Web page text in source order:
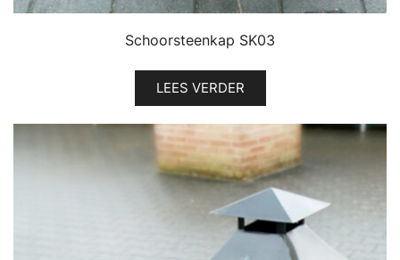
Schoorsteenkap SK03
LEES VERDER